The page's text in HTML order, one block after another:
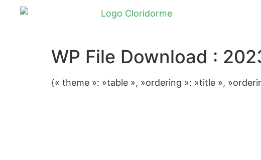
WP File Download :
{« theme »: »table », »ordering »: »title »,